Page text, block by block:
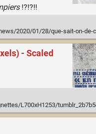
!?!?!!
de-cette-video-d-un-pompier-se-prenant-un-tir-de-lbd-
- Scaled